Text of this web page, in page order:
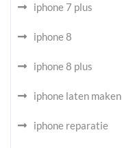
iphone 7 plus
iphone 8
iphone 8 plus
iphone laten maken
iphone reparatie